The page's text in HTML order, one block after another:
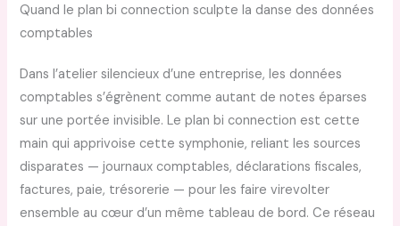
Quand le plan bi connection sculpte la danse des données
comptables
Dans l’atelier silencieux d’une entreprise, les données
comptables s’égrènent comme autant de notes éparses
sur une portée invisible. Le plan bi connection est cette
main qui apprivoise cette symphonie, reliant les sources
disparates — journaux comptables, déclarations fiscales,
factures, paie, trésorerie — pour les faire virevolter
ensemble au cœur d’un même tableau de bord. Ce réseau